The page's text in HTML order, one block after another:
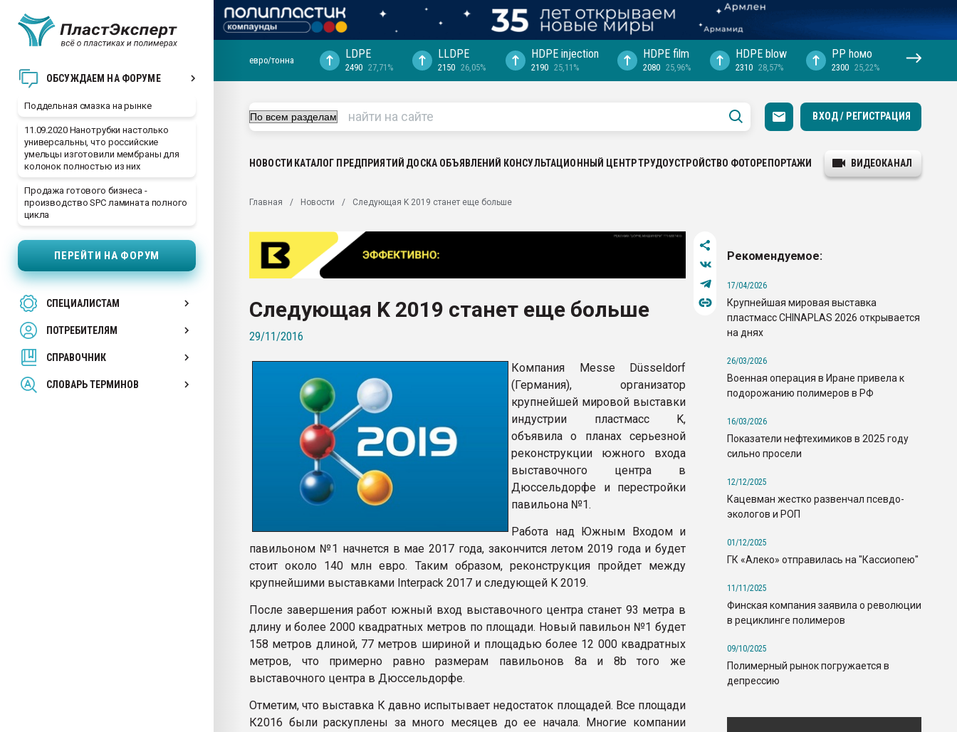
ОБСУЖДАЕМ НА ФОРУМЕ
Поддельная смазка на рынке
11.09.2020 Нанотрубки настолько
универсальны, что российские
умельцы изготовили мембраны для
колонок полностью из них
Продажа готового бизнеса -
производство SPC ламината полного
цикла
ПЕРЕЙТИ НА ФОРУМ
СПЕЦИАЛИСТАМ
ПОТРЕБИТЕЛЯМ
СПРАВОЧНИК
СЛОВАРЬ ТЕРМИНОВ
ближайшее подмосковье, с.-в.
Подмосковье, Москва
первый план в переработке
28.07.2026 "Технониколь" довольна
Всё, что касается выдува ПЭТ
Материал поверхности пуансона для
Продам отходы Композиция
поликарбоната и АБС-пластика
Armaloy PC/ABS-1IM черный цвет
евро/тонна LDPE
2490 27,71%
LLDPE
2150 26,05%
HDPE injection
2190 25,11%
HDPE film
2080 25,96%
HDPE blow
2310 28,57%
PP hомо
2300 25,22%
ВХОД / РЕГИСТРАЦИЯ
НОВОСТИ КАТАЛОГ ПРЕДПРИЯТИЙ ДОСКА ОБЪЯВЛЕНИЙ КОНСУЛЬТАЦИОННЫЙ ЦЕНТРТРУДОУСТРОЙСТВО ФОТОРЕПОРТАЖИ ВИДЕОКАНАЛ
Главная Новости Следующая K 2019 станет еще больше
Следующая K 2019 станет еще больше
29/11/2016
Компания Messe Düsseldorf
(Германия), организатор
крупнейшей мировой выставки
индустрии пластмасс K,
объявила о планах серьезной
реконструкции южного входа
выставочного центра в
Дюссельдорфе и перестройки
павильона №1.
Работа над Южным Входом и
павильоном №1 начнется в мае 2017 года, закончится летом 2019 года и будет
стоит около 140 млн евро. Таким образом, реконструкция пройдет между
крупнейшими выставками Interpack 2017 и следующей K 2019.
После завершения работ южный вход выставочного центра станет 93 метра в
длину и более 2000 квадратных метров по площади. Новый павильон №1 будет
158 метров длиной, 77 метров шириной и площадью более 12 000 квадратных
метров, что примерно равно размерам павильонов 8a и 8b того же
выставочного центра в Дюссельдорфе.
Отметим, что выставка К давно испытывает недостаток площадей. Все площади
К2016 были раскуплены за много месяцев до ее начала. Многие компании
Рекомендуемое:
17/04/2026
Крупнейшая мировая выставка
пластмасс CHINAPLAS 2026 открывается
на днях
26/03/2026
Военная операция в Иране привела к
подорожанию полимеров в РФ
16/03/2026
Показатели нефтехимиков в 2025 году
сильно просели
12/12/2025
Кацевман жестко развенчал псевдо-
экологов и РОП
01/12/2025
ГК «Алеко» отправилась на "Кассиопею"
11/11/2025
Финская компания заявила о революции
в рециклинге полимеров
09/10/2025
Полимерный рынок погружается в
депрессию